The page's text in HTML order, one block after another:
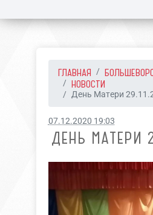
ГЛАВНАЯ
НОВОСТИ
День Матери
07.12.2020 19:03
ДЕНЬ МАТЕРИ